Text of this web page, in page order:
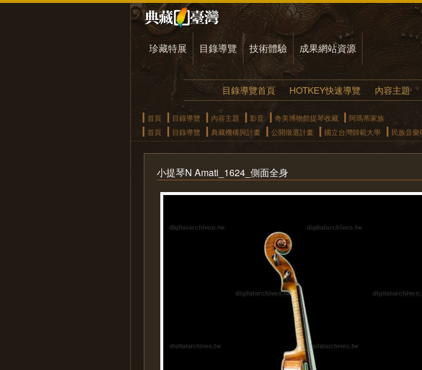
珍藏特展 目錄導覽 技術體驗 成果網站資源
目錄導覽首頁 HOTKEY快速導覽 內容主題
首頁 目錄導覽 內容主題 影音 奇美博物館提琴收藏
阿瑪蒂家族
首頁
目錄導覽 典藏機構與計畫 公開徵選計畫 國立台灣師範大學 民族音樂
小提琴N Amati_1624_側面全身